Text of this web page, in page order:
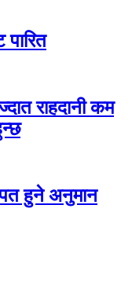
राहदानी कम
हुने अनुमान